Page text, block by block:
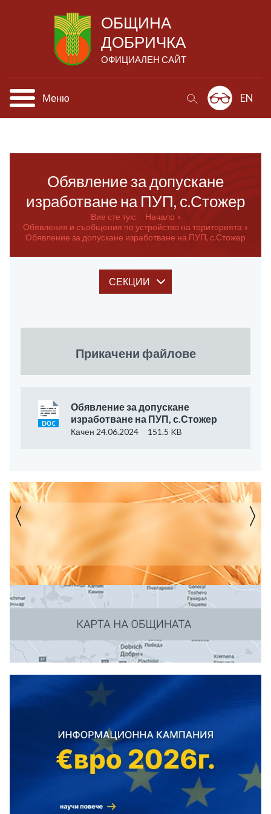
ОБЩИНА
ДОБРИЧКА
ОФИЦИАЛЕН САЙТ
Меню EN
Обявление за допускане
изработване на ПУП, с.Стожер
Вие сте тук:
Начало
Обявления и съобщения по устройство на територията
Обявление за допускане изработване на ПУП, с.Стожер
СЕКЦИИ
Прикачени файлове
Обявление за допускане
изработване на ПУП, с.Стожер
Качен 24.06.2024 151.5 KB